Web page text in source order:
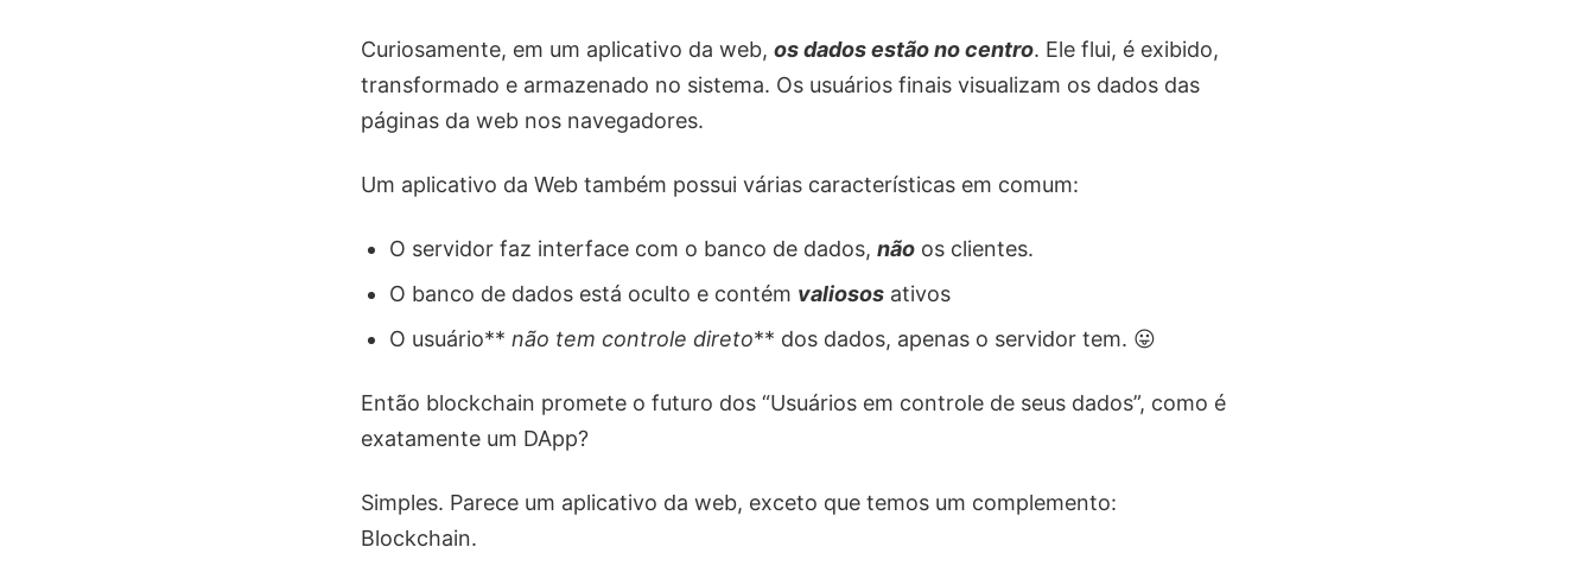
Curiosamente, em um aplicativo da web, os dados estão no centro. Ele flui, é exibido,
transformado e armazenado no sistema. Os usuários finais visualizam os dados das
páginas da web nos navegadores.
Um aplicativo da Web também possui várias características em comum:
O servidor faz interface com o banco de dados, não os clientes.
O banco de dados está oculto e contém valiosos ativos
O usuário** não tem controle direto** dos dados, apenas o servidor tem. 😛
Então blockchain promete o futuro dos “Usuários em controle de seus dados”, como é
exatamente um DApp?
Simples. Parece um aplicativo da web, exceto que temos um complemento:
Blockchain.